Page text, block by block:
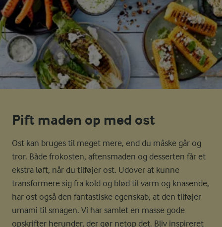
Pift maden op med ost
Ost kan bruges til meget mere, end du måske går og
tror. Både frokosten, aftensmaden og desserten får et
ekstra løft, når du tilføjer ost. Udover at kunne
transformere sig fra kold og blød til varm og knasende,
har ost også den fantastiske egenskab, at den tilføjer
umami til smagen. Vi har samlet en masse gode
opskrifter herunder, der gør netop det. Bliv inspireret